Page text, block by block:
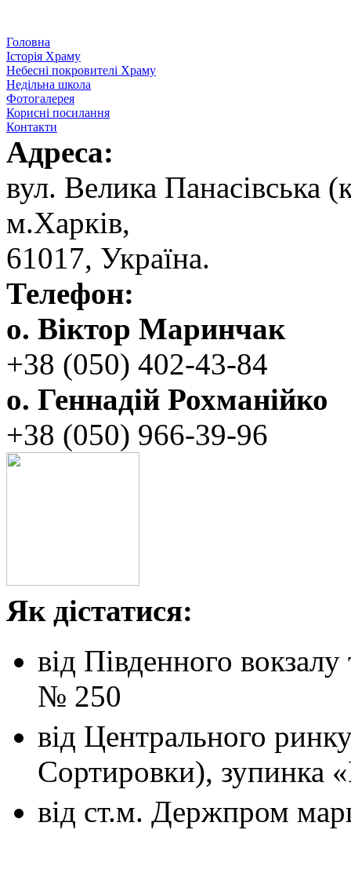
Головна
Історія Храму
Небесні покровителі Храму
Недільна школа
Фотогалерея
Корисні посилання
Контакти
Адреса:
вул. ‬Велика Панасівська
‬м.Харків,
‬61017, ‬Україна.‎
Телефон:
о. Віктор Маринчак
+38 (050)‭ 402-43-84
о. Геннадій Рохманійко
+38 (050)‭ ‬966-39-96
Як дістатися:
від Південного вокзалу
№ 250
від Центрального
Сортировки), зупинка
від ст.м. Держпром